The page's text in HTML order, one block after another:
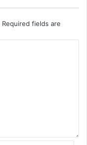
Required fields are